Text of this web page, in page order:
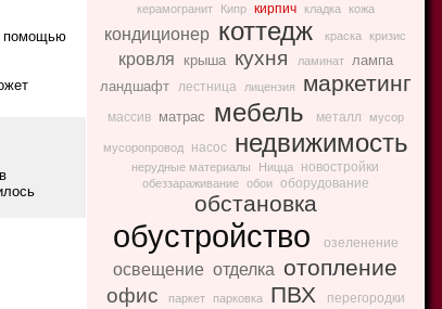
керамогранит Кипр кирпич кладка кожа
кондиционер коттедж краска кризис
кровля крыша кухня ламинат лампа
ландшафт лестница лицензия маркетинг
массив матрас мебель металл мусор
мусоропровод насос недвижимость
нерудные материалы Ницца новостройки
обеззараживание обои оборудование
обстановка
обустройство озеленение
освещение отделка отопление
офис паркет парковка ПВХ перегородки
помощью